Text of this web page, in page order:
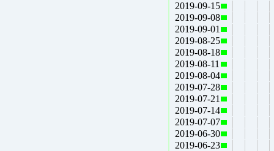
2019-09-15
2019-09-08
2019-09-01
2019-08-25
2019-08-18
2019-08-11
2019-08-04
2019-07-28
2019-07-21
2019-07-14
2019-07-07
2019-06-30
2019-06-23